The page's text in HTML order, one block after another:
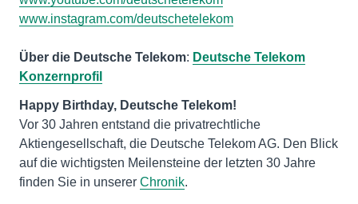
www.instagram.com/deutschetelekom
Über die Deutsche Telekom: Deutsche Telekom
Konzernprofil
Vor 30 Jahren entstand die privatrechtliche
Aktiengesellschaft, die Deutsche Telekom AG. Den Blick
auf die wichtigsten Meilensteine der letzten 30 Jahre
finden Sie in unserer Chronik.